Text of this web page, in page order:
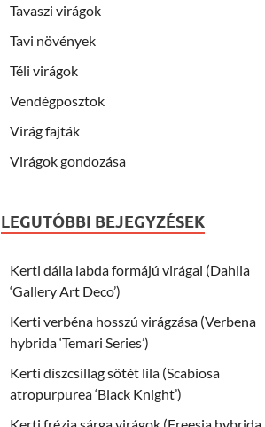
Tavaszi virágok
Tavi növények
Téli virágok
Vendégposztok
Virág fajták
Virágok gondozása
LEGUTÓBBI BEJEGYZÉSEK
Kerti dália labda formájú virágai (Dahlia
‘Gallery Art Deco’)
Kerti verbéna hosszú virágzása (Verbena
hybrida ‘Temari Series’)
Kerti díszcsillag sötét lila (Scabiosa
atropurpurea ‘Black Knight’)